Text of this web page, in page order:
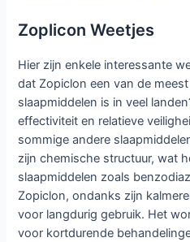
Zoplicon Weetjes
Hier zijn enkele interessante
dat Zopiclon een van de
slaapmiddelen is in veel
effectiviteit en relatieve
sommige andere
zijn chemische structuur, wat
slaapmiddelen zoals
Zopiclon, ondanks zijn
voor langdurig gebruik. Het
voor kortdurende